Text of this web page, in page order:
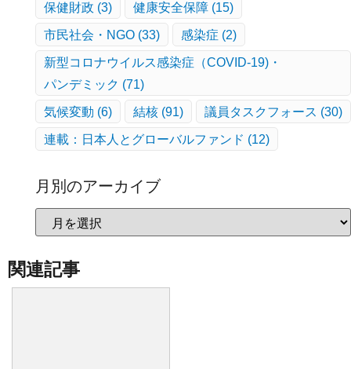
保健財政 (3) 健康安全保障(15)
市民社会・NGO(33) 感染症 (2)
新型コロナウイルス感染症（COVID-19)・
パンデミック (71)
気候変動 (6) 結核(91) 議員タスクフォース (30)
連載：日本人とグローバルファンド (12)
月別のアーカイブ
関連記事